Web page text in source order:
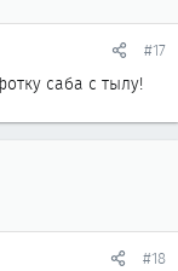
#17
саба с тылу!
#18